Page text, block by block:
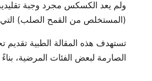
ولم يعد الكسكس مجرد وجبة
(المستخلص من القمح الصلب) التي
تستهدف هذه المقالة الطبية تقديم
الصارمة لبعض الفئات المرضية،